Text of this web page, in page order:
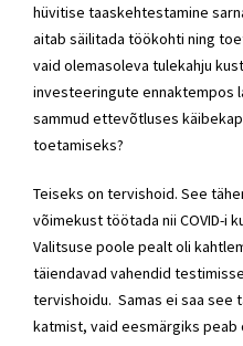
hüvitise taaskehtestamine
aitab säilitada töökohti ning
vaid olemasoleva tulekahju
investeeringute ennaktempos
sammud ettevõtluses
toetamiseks?
Teiseks on tervishoid. See
võimekust töötada nii COVID-i
Valitsuse poole pealt oli
täiendavad vahendid
tervishoidu. Samas ei saa see
katmist, vaid eesmärgiks